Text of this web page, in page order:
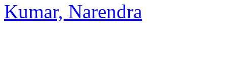
Kumar, Narendra